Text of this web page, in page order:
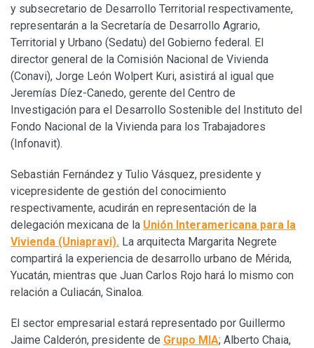
y subsecretario de Desarrollo Territorial respectivamente,
representarán a la Secretaría de Desarrollo Agrario,
Territorial y Urbano (Sedatu) del Gobierno federal. El
director general de la Comisión Nacional de Vivienda
(Conavi), Jorge León Wolpert Kuri, asistirá al igual que
Jeremías Díez-Canedo, gerente del Centro de
Investigación para el Desarrollo Sostenible del Instituto del
Fondo Nacional de la Vivienda para los Trabajadores
(Infonavit).
Sebastián Fernández y Tulio Vásquez, presidente y
vicepresidente de gestión del conocimiento
respectivamente, acudirán en representación de la
delegación mexicana de la Unión Interamericana para la
Vivienda (Uniapravi). La arquitecta Margarita Negrete
compartirá la experiencia de desarrollo urbano de Mérida,
Yucatán, mientras que Juan Carlos Rojo hará lo mismo con
relación a Culiacán, Sinaloa.
El sector empresarial estará representado por Guillermo
Jaime Calderón, presidente de Grupo MIA; Alberto Chaia,